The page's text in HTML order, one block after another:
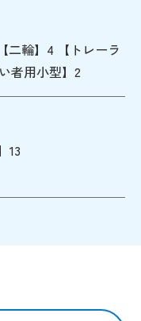
二輪】4 【トレーラ
者用小型】2
13